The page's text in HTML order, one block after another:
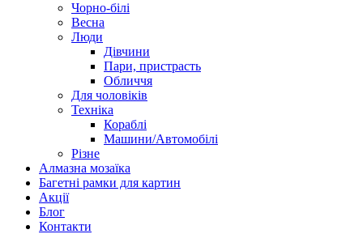
Чорно-білі
Весна
Люди
Дівчини
Пари, пристрасть
Обличчя
Для чоловіків
Техніка
Кораблі
Машини/Автомобілі
Різне
Алмазна мозаїка
Багетні рамки для картин
Акції
Блог
Контакти